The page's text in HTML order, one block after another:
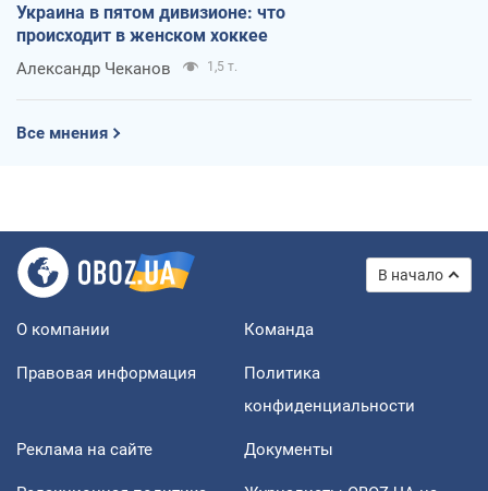
Украина в пятом дивизионе: что
происходит в женском хоккее
Александр Чеканов 1,5 т.
Все мнения
В начало
О компании Команда
Правовая информация
Политика
конфиденциальности
Реклама на сайте Документы